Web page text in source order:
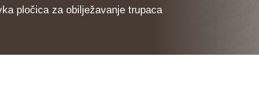
pločica za obilježavanje trupaca